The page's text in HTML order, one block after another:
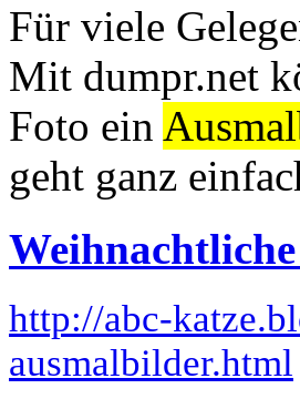
Für viele
Mit dumpr.net
Foto ein
geht ganz
http://abc-
ausmalbilder.html